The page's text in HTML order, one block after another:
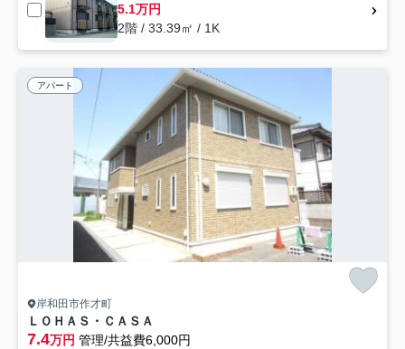
5.1万円
2階 / 33.39㎡ / 1K
アパート
岸和田市作才町
ＬＯＨＡＳ・ＣＡＳＡ
7.4万円 管理/共益費6,000円